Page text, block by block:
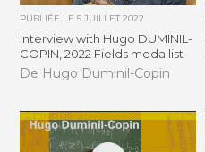
PUBLIÉE LE5 JUILLET 2022
Interview with Hugo DUMINIL-
COPIN, 2022 Fields medallist
De Hugo Duminil-Copin